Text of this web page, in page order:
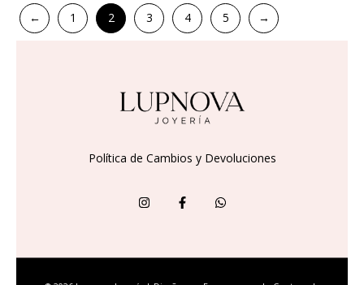
← 1 2 3 4 5 →
Política de Cambios y Devoluciones